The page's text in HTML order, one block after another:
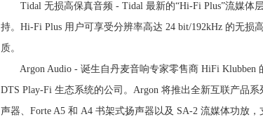
Tidal 无损高保真音频 - Tidal 最新的“Hi-Fi Plus”流媒体
持。Hi-Fi Plus 用户可享受分辨率高达 24 bit/192kHz 的无损
质。
Argon Audio - 诞生自丹麦音响专家零售商 HiFi Klubben
DTS Play-Fi 生态系统的公司。Argon 将推出全新互联产品系
声器、Forte A5 和 A4 书架式扬声器以及 SA-2 流媒体功放，